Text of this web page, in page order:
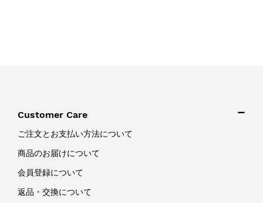
Customer Care
ご注文とお支払い方法について
商品のお届けについて
会員登録について
返品・交換について